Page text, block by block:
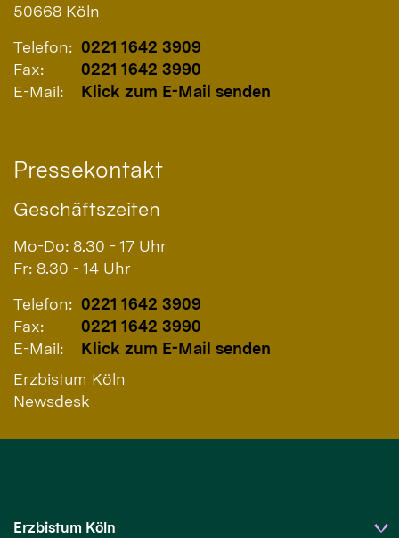
50668 Köln
Telefon: 0221 1642 3909
Fax:
0221 1642 3990
E-Mail:
Klick zum E-Mail senden
Pressekontakt
Geschäftszeiten
Mo-Do: 8.30 - 17 Uhr
Fr: 8.30 - 14 Uhr
Telefon: 0221 1642 3909
Fax:
0221 1642 3990
E-Mail:
Klick zum E-Mail senden
Erzbistum Köln
Newsdesk
Erzbistum Köln